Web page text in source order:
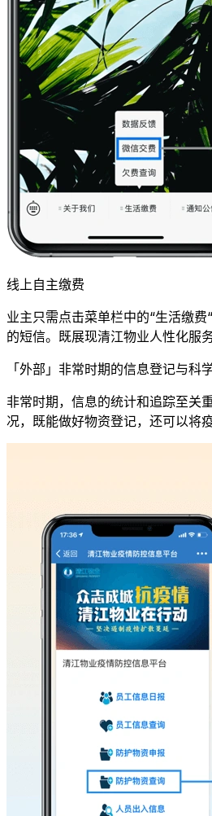
线上自主缴费
业主只需点击菜单栏中的“生活缴
的短信。既展现清江物业人性化服
「外部」非常时期的信息登记与科
非常时期，信息的统计和追踪至关
况，既能做好物资登记，还可以将